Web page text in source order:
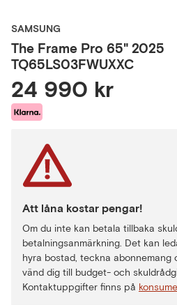
SAMSUNG
The Frame Pro 65" 2025
TQ65LS03FWUXXC
24 990 kr
Att låna kostar pengar!
Om du inte kan betala tillbaka
betalningsanmärkning. Det kan
hyra bostad, teckna abonnemang
vänd dig till budget- och
Kontaktuppgifter finns på